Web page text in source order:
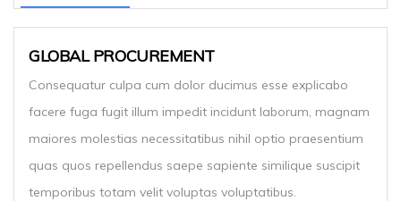
GLOBAL PROCUREMENT
Consequatur culpa cum dolor ducimus esse explicabo
facere fuga fugit illum impedit incidunt laborum, magnam
maiores molestias necessitatibus nihil optio praesentium
quas quos repellendus saepe sapiente similique suscipit
temporibus totam velit voluptas voluptatibus.